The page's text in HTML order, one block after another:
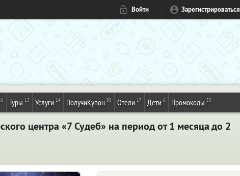
Войти Зарегистрироваться
Туры 13 Услуги 14 ПолучиКупон 88 Отели 17 Дети 6 Промокоды 53
центра «7 Судеб» на период от 1 месяца до 2